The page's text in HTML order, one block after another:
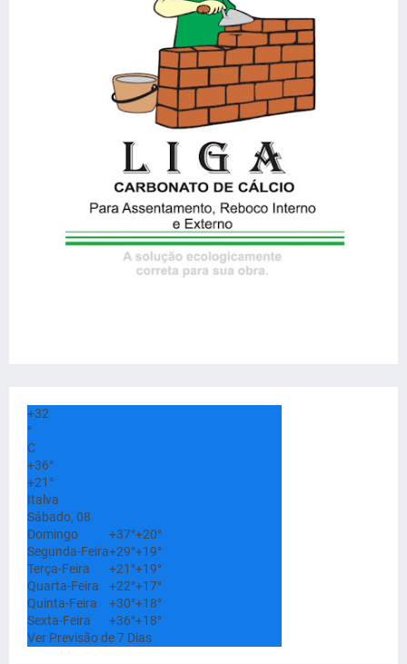
+32
°
C
+36°
+21°
Italva
Sábado, 08
Domingo
+37°+20°
Segunda-Feira+29°+19°
Terça-Feira
+21°+19°
Quarta-Feira
+22°+17°
Quinta-Feira
+30°+18°
Sexta-Feira
+36°+18°
Ver Previsão de 7 Dias